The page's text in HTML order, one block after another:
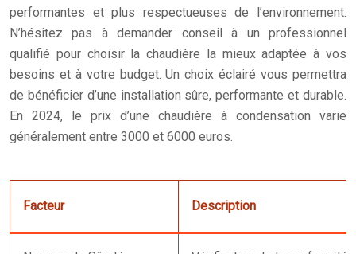
performantes et plus respectueuses de l’environnement.
N’hésitez pas à demander conseil à un professionnel
qualifié pour choisir la chaudière la mieux adaptée à vos
besoins et à votre budget. Un choix éclairé vous permettra
de bénéficier d’une installation sûre, performante et durable.
En 2024, le prix d’une chaudière à condensation varie
généralement entre 3000 et 6000 euros.
Facteur Description